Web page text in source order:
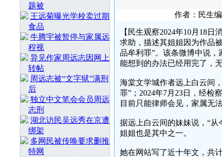
题被
王远菊曝光学校卖过期
食品
牛腾宇被暂停与家属远
程视
异见作家周远志因网上
转帖
周远志被“文字狱”满刑
后
独立中文笔会会员周远
志刑
湖北访民吴远秀在京遭
绑架
多网民被传唤要求删推
特网
作者：民生
【民生观察2024年10月18
求助，描述其姐姐因为作品
品牟利罪”。该条微博中说
能想到的办法已经用完了，
海棠文学城作者远上白云间
罪”；2024年7月23日，经检
目前只能律师会见，家属无
据远上白云间的妹妹说，“
姐姐也是其中之一。
她在网站写了近十年文，共